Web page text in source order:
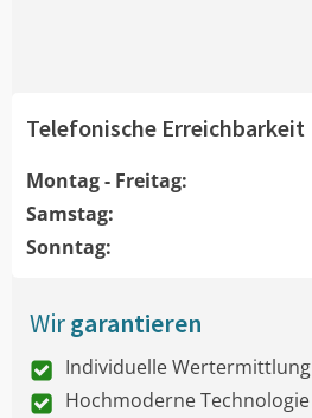
Telefonische Erreichbarkeit
Montag - Freitag:
Samstag:
Sonntag:
Wirgarantieren
Individuelle Wertermittlung
Hochmoderne Technologie